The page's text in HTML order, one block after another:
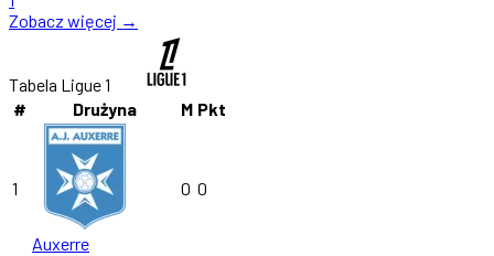
Zobacz więcej →
Tabela Ligue 1
#
Drużyna M Pkt
1
Auxerre
0 0